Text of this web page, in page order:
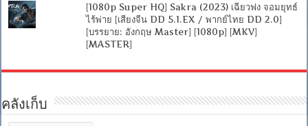
[1080p Super HQ] Sakra (2023) เฉียวฟง จอมยุทธ์
ไร้พ่าย [เสียงจีน DD 5.1.EX / พากย์ไทย DD 2.0]
[บรรยาย: อังกฤษ Master] [1080p] [MKV]
[MASTER]
คลังเก็บ